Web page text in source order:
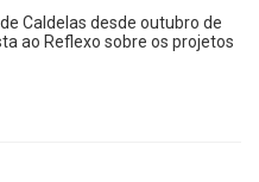
Caldelas desde outubro de
ao Reflexo sobre os projetos